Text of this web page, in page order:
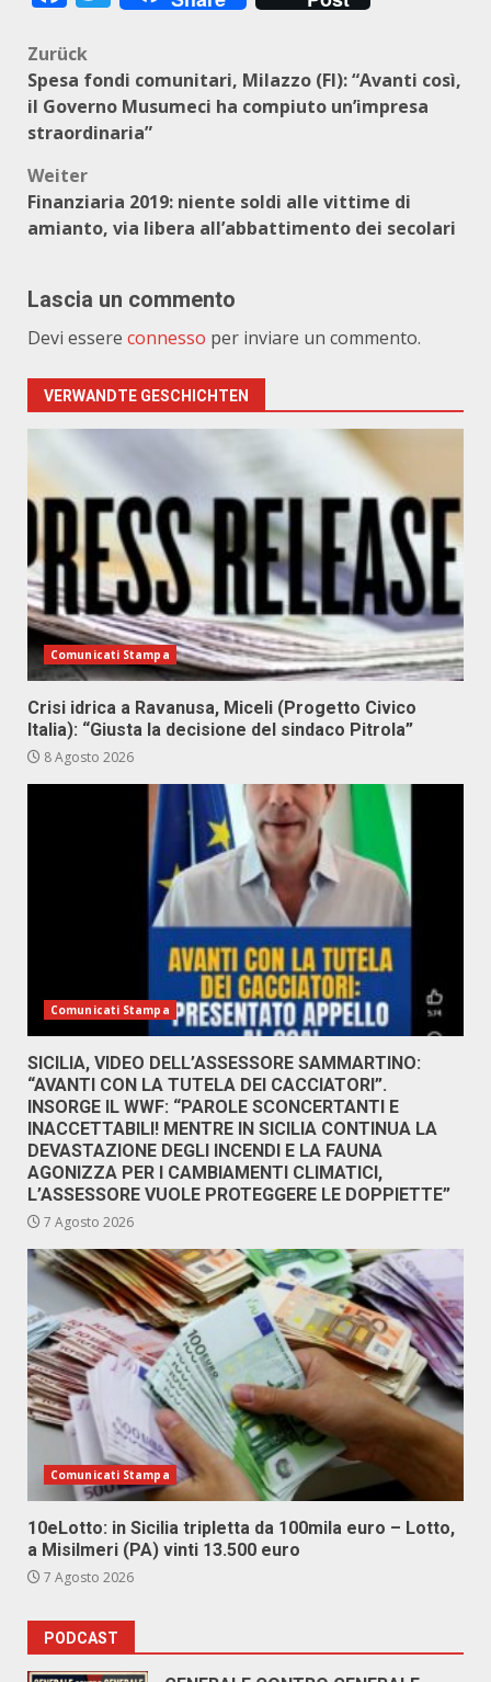
Beitragsnavigation
Zurück
Spesa fondi comunitari, Milazzo (FI): “Avanti così,
il Governo Musumeci ha compiuto un’impresa
straordinaria”
Weiter
Finanziaria 2019: niente soldi alle vittime di
amianto, via libera all’abbattimento dei secolari
Lascia un commento
Devi essere connesso per inviare un commento.
VERWANDTE GESCHICHTEN
Comunicati Stampa
Crisi idrica a Ravanusa, Miceli (Progetto Civico
Italia): “Giusta la decisione del sindaco Pitrola”
8 Agosto 2026
Comunicati Stampa
SICILIA, VIDEO DELL’ASSESSORE SAMMARTINO:
“AVANTI CON LA TUTELA DEI CACCIATORI”.
INSORGE IL WWF: “PAROLE SCONCERTANTI E
INACCETTABILI! MENTRE IN SICILIA CONTINUA LA
DEVASTAZIONE DEGLI INCENDI E LA FAUNA
AGONIZZA PER I CAMBIAMENTI CLIMATICI,
L’ASSESSORE VUOLE PROTEGGERE LE DOPPIETTE”
7 Agosto 2026
Comunicati Stampa
10eLotto: in Sicilia tripletta da 100mila euro – Lotto,
a Misilmeri (PA) vinti 13.500 euro
7 Agosto 2026
PODCAST